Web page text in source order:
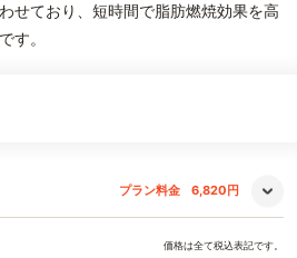
せており、短時間で脂肪燃焼効果を高
す。
プラン料金 6,820円
価格は全て税込表記です。